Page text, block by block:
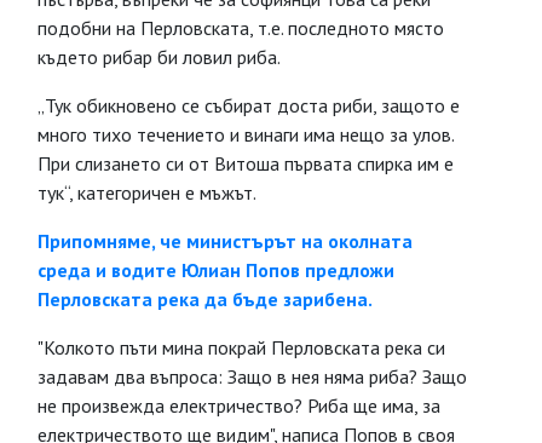
подобни на Перловската, т.е. последното място
където рибар би ловил риба.
„Тук обикновено се събират доста риби, защото е
много тихо течението и винаги има нещо за улов.
При слизането си от Витоша първата спирка им е
тук“, категоричен е мъжът.
Припомняме, че министърът на околната
среда и водите Юлиан Попов предложи
Перловската река да бъде зарибена.
"Колкото пъти мина покрай Перловската река си
задавам два въпроса: Защо в нея няма риба? Защо
не произвежда електричество? Риба ще има, за
електричеството ще видим", написа Попов в своя